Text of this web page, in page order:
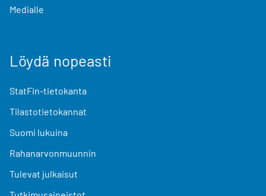
Medialle
Löydä nopeasti
StatFin-tietokanta
Tilastotietokannat
Suomi lukuina
Rahanarvonmuunnin
Tulevat julkaisut